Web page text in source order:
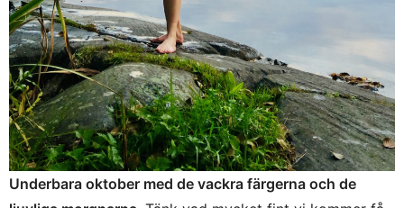
Underbara oktober med de vackra färgerna och de